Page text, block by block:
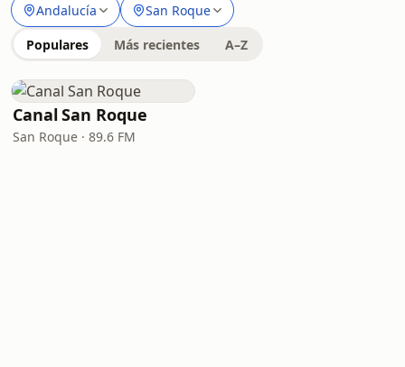
Andalucía San Roque
Populares Más recientes A–Z
Canal San Roque
San Roque · 89.6 FM